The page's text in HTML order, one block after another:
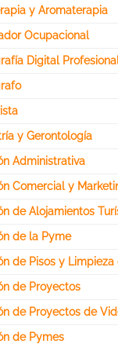
y Aromaterapia
Ocupacional
Digital
y Gerontología
Administrativa
Comercial y
de Alojamientos
de la Pyme
de Pisos y
de Proyectos
de Proyectos de
de Pymes